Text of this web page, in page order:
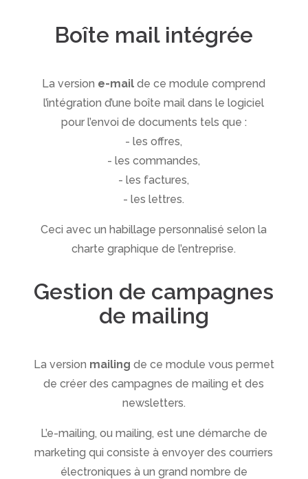
Boîte mail intégrée
La version e-mail de ce module comprend
l’intégration d’une boîte mail dans le logiciel
pour l’envoi de documents tels que :
- les offres,
- les commandes,
- les factures,
- les lettres.
Ceci avec un habillage personnalisé selon la
charte graphique de l’entreprise.
Gestion de campagnes
de mailing
La version mailing de ce module vous permet
de créer des campagnes de mailing et des
newsletters.
L’e-mailing, ou mailing, est une démarche de
marketing qui consiste à envoyer des courriers
électroniques à un grand nombre de